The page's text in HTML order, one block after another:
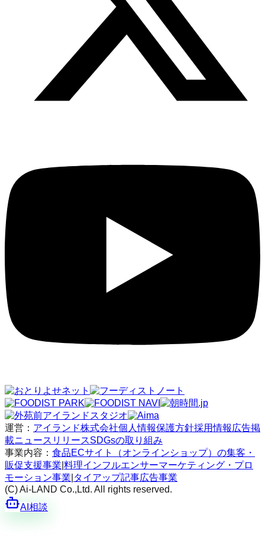
運営： アイランド株式会社個人情報保護方針採用情報広告掲
載ニュースリリースSDGsの取り組み
事業内容： 食品ECサイト（オンラインショップ）の集客・
販促支援事業 料理インフルエンサーマーケティング・プロ
モーション事業 タイアップ記事広告事業
(C) Ai-LAND Co.,Ltd. All rights reserved.
AI相談